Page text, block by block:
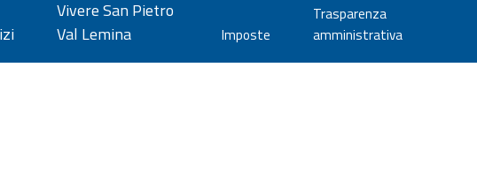
Vivere San Pietro
Val Lemina
Imposte
Trasparenza
amministrativa